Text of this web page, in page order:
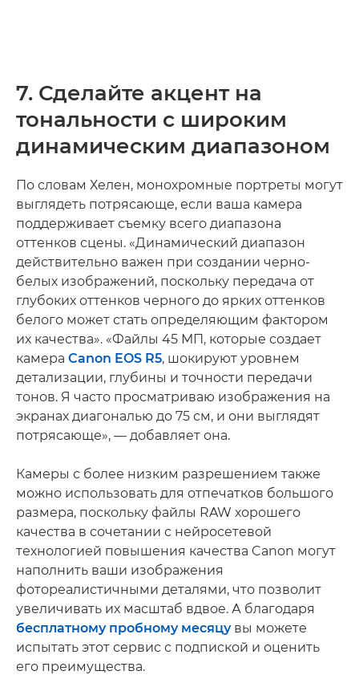
7. Сделайте акцент на
тональности с широким
динамическим диапазоном
По словам Хелен, монохромные портреты могут
выглядеть потрясающе, если ваша камера
поддерживает съемку всего диапазона
оттенков сцены. «Динамический диапазон
действительно важен при создании черно-
белых изображений, поскольку передача от
глубоких оттенков черного до ярких оттенков
белого может стать определяющим фактором
их качества». «Файлы 45 МП, которые создает
камера Canon EOS R5, шокируют уровнем
детализации, глубины и точности передачи
тонов. Я часто просматриваю изображения на
экранах диагональю до 75 см, и они выглядят
потрясающе», — добавляет она.
Камеры с более низким разрешением также
можно использовать для отпечатков большого
размера, поскольку файлы RAW хорошего
качества в сочетании с нейросетевой
технологией повышения качества Canon могут
наполнить ваши изображения
фотореалистичными деталями, что позволит
увеличивать их масштаб вдвое. А благодаря
бесплатному пробному месяцувы можете
испытать этот сервис с подпиской и оценить
его преимущества.